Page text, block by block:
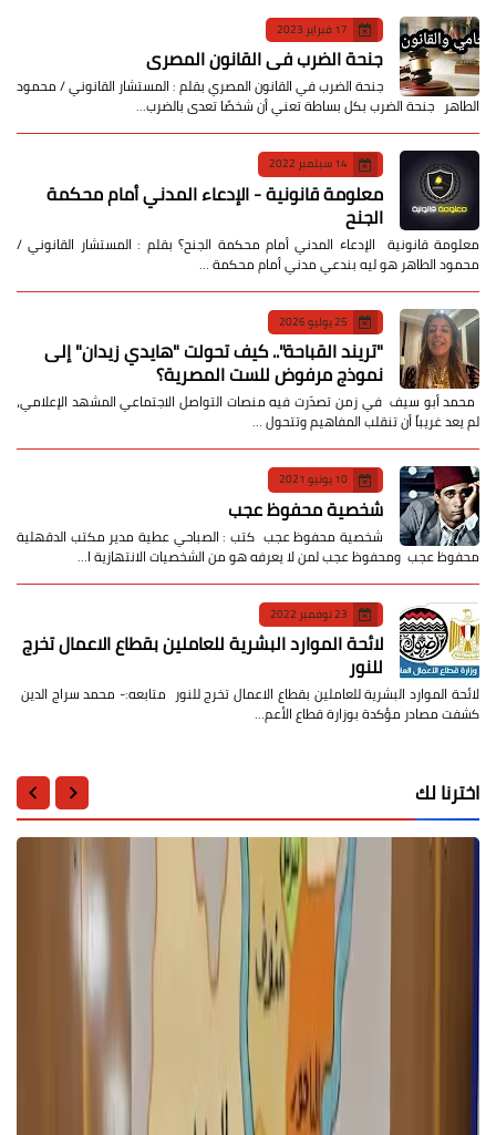
17 فبراير 2023
جنحة الضرب في القانون المصري
جنحة الضرب في القانون المصري بقلم : المستشار القانوني / محمود
الطاهر جنحة الضرب بكل بساطة تعني أن شخصًا تعدى بالضرب…
14 سبتمبر 2022
معلومة قانونية - الإدعاء المدني أمام محكمة
الجنح
معلومة قانونية الإدعاء المدني أمام محكمة الجنح؟ بقلم : المستشار القانوني /
محمود الطاهر هو ليه بندعي مدني أمام محكمة …
25 يوليو 2026
​"تريند القباحة".. كيف تحولت "هايدي زيدان" إلى
نموذج مرفوض للست المصرية؟
​ محمد أبو سيف ​في زمن تصدّرت فيه منصات التواصل الاجتماعي المشهد الإعلامي،
لم يعد غريباً أن تنقلب المفاهيم وتتحول …
10 يونيو 2021
شخصية محفوظ عجب
شخصية محفوظ عجب كتب : الصباحي عطية مدير مكتب الدقهلية
محفوظ عجب ومحفوظ عجب لمن لا يعرفه هو من الشخصيات الانتهازية ا…
23 نوفمبر 2022
لائحة الموارد البشرية للعاملين بقطاع الاعمال تخرج
للنور
لائحة الموارد البشرية للعاملين بقطاع الاعمال تخرج للنور متابعه:- محمد سراج الدين
كشفت مصادر مؤكدة بوزارة قطاع الأعم…
اخترنا لك